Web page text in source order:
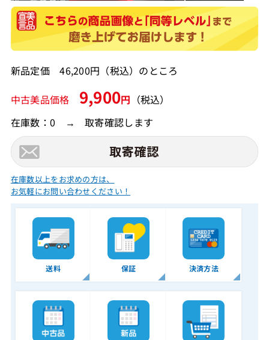
新品定価 46,200円（税込）のところ
中古美品価格 9,900円 （税込）
在庫数：0 → 取寄確認します
在庫数以上をお求めの方は、
お気軽にお問い合わせください！
送料 保証 決済方法